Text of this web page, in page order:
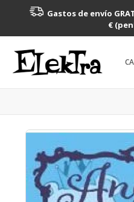
Gastos de envío
€
Saltar
final
de
la
galería